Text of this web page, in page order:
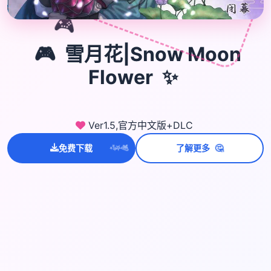
🎮
🎮 雪月花|Snow Moon
Flower ✨
Ver1.5,官方中文版+DLC
免费下载 ✨⭐💫 了解更多 🤔